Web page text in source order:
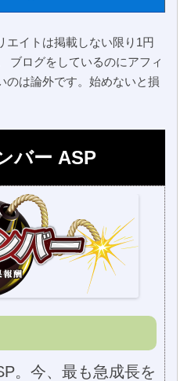
エイトは掲載しない限り1円
ブログをしているのにアフィ
のは論外です。始めないと損
バー ASP
。今、最も急成長を